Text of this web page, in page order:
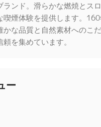
ランド。滑らかな燃焼とス
喫煙体験を提供します。
かな品質と自然素材へのこ
を集めています。
ー